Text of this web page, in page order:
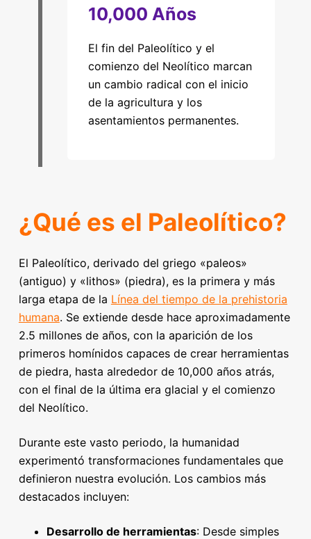
10,000 Años
El fin del Paleolítico y el
comienzo del Neolítico marcan
un cambio radical con el inicio
de la agricultura y los
asentamientos permanentes.
¿Qué es el Paleolítico?
El Paleolítico, derivado del griego «paleos»
(antiguo) y «lithos» (piedra), es la primera y más
larga etapa de la Línea del tiempo de la prehistoria
humana. Se extiende desde hace aproximadamente
2.5 millones de años, con la aparición de los
primeros homínidos capaces de crear herramientas
de piedra, hasta alrededor de 10,000 años atrás,
con el final de la última era glacial y el comienzo
del Neolítico.
Durante este vasto periodo, la humanidad
experimentó transformaciones fundamentales que
definieron nuestra evolución. Los cambios más
destacados incluyen:
Desarrollo de herramientas: Desde simples